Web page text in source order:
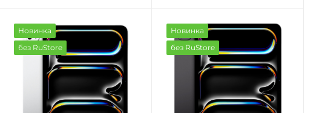
Новинка
без RuStore
Новинка
без RuStore